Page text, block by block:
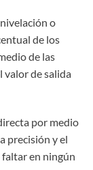
o
de los
de las
valor de salida
por medio
precisión y el
en ningún